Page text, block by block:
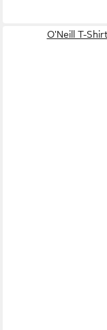
O'Neill T-Shirt